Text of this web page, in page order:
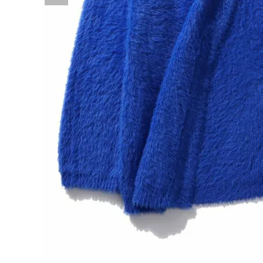
詳しい条件から探す